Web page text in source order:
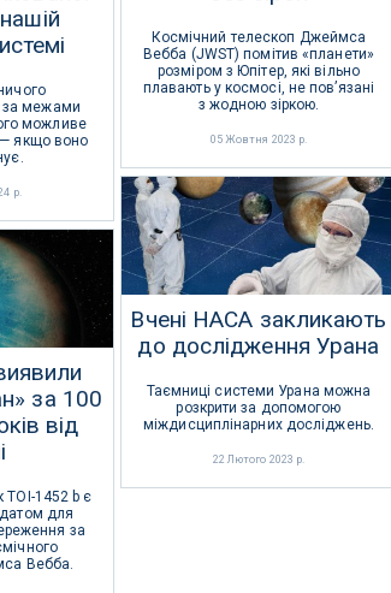
за межами
можливе
якщо воно
р.
Космічний телескоп Джеймса
Вебба (JWST) помітив «планети»
розміром з Юпітер, які вільно
плавають у космосі, не пов’язані
з жодною зіркою.
05 Жовтня 2023 р.
Вчені НАСА закликають
до дослідження Урана
Таємниці системи Урана можна
розкрити за допомогою
міждисциплінарних досліджень.
22 Лютого 2023 р.
за 100
від
TOI-1452 b є
для
за
Вебба.